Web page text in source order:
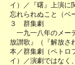
イ）／『曙』上演に
忘れられぬこと（ベ
３ 群集劇
一九一八年のメー
放讃歌』（『解放さ
本／群集劇（ペトロ
イ）／演劇ではなく